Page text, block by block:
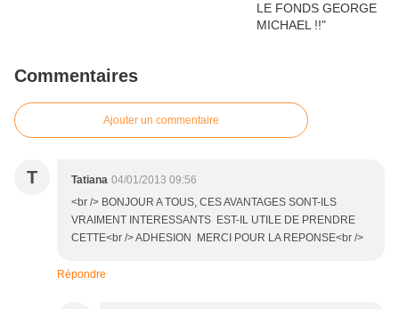
Commentaires
Ajouter un commentaire
T Tatiana 04/01/2013 09:56
<br /> BONJOUR A TOUS, CES AVANTAGES SONT-ILS
VRAIMENT INTERESSANTS EST-IL UTILE DE PRENDRE
CETTE<br /> ADHESION MERCI POUR LA REPONSE<br />
Répondre